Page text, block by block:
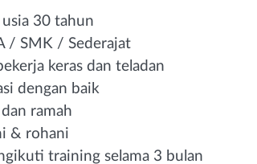
30 tahun
/ SMK / Sederajat
keras dan teladan
dengan baik
ramah
& rohani
training selama 3 bulan